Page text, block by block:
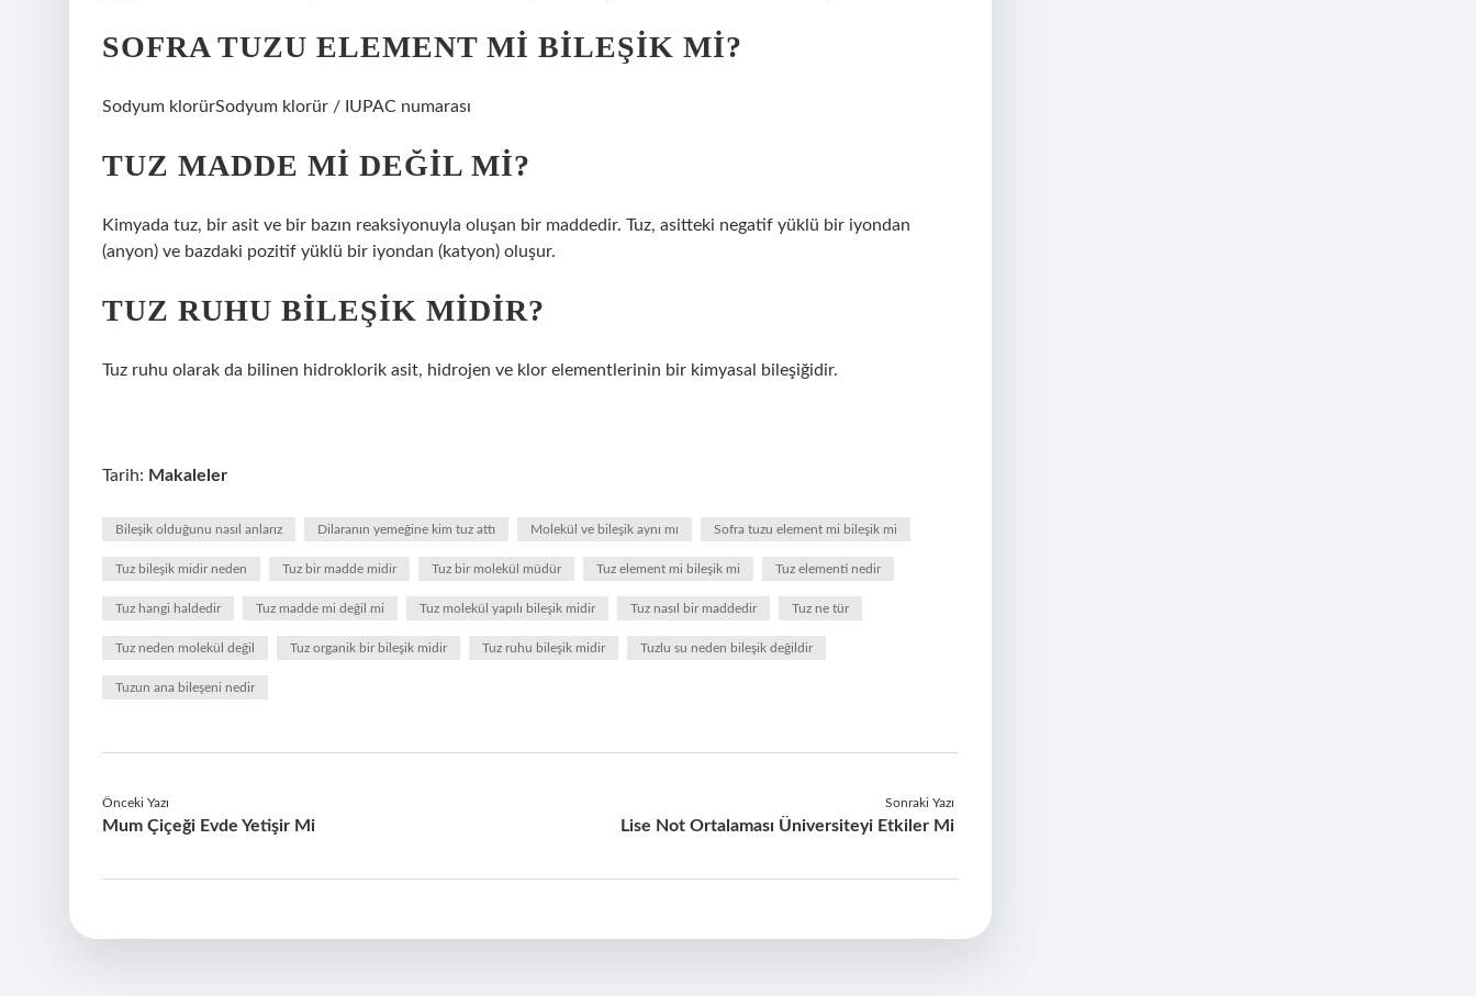
SOFRA TUZU ELEMENT MI BILEŞIK MI?
Sodyum klorürSodyum klorür / IUPAC numarası
TUZ MADDE MI DEĞIL MI?
Kimyada tuz, bir asit ve bir bazın reaksiyonuyla oluşan bir maddedir. Tuz, asitteki negatif yüklü bir iyondan
(anyon) ve bazdaki pozitif yüklü bir iyondan (katyon) oluşur.
TUZ RUHU BILEŞIK MIDIR?
Tuz ruhu olarak da bilinen hidroklorik asit, hidrojen ve klor elementlerinin bir kimyasal bileşiğidir.
Tarih: Makaleler
Bileşik olduğunu nasıl anlarız Dilaranın yemeğine kim tuz attı Molekül ve bileşik aynı mı Sofra tuzu element mi bileşik mi
Tuz bileşik midir neden Tuz bir madde midir Tuz bir molekül müdür Tuz element mi bileşik mi Tuz elementi nedir
Tuz hangi haldedir Tuz madde mi değil mi Tuz molekül yapılı bileşik midir Tuz nasıl bir maddedir Tuz ne tür
Tuz neden molekül değil Tuz organik bir bileşik midir Tuz ruhu bileşik midir Tuzlu su neden bileşik değildir
Tuzun ana bileşeni nedir
Önceki Yazı
Mum Çiçeği Evde Yetişir Mi
Sonraki Yazı
Lise Not Ortalaması Üniversiteyi Etkiler Mi